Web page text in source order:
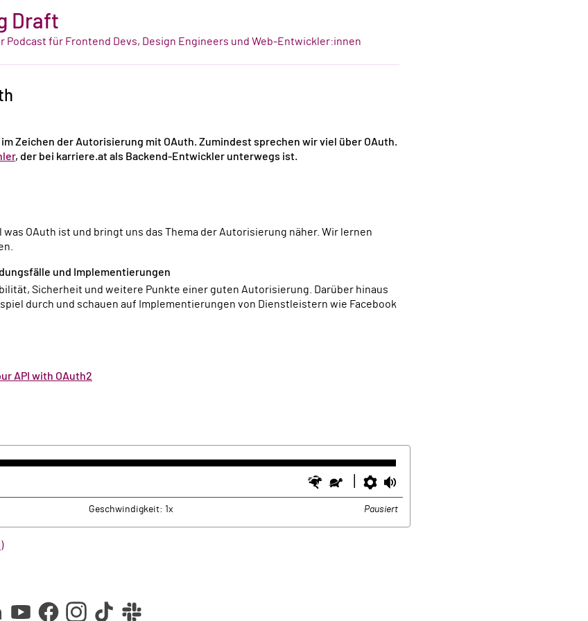
Draft
Podcast für Frontend Devs, Design Engineers und Web-Entwickler:innen
im Zeichen der Autorisierung mit OAuth. Zumindest sprechen wir viel über OAuth.
, der bei karriere.at als Backend-Entwickler unterwegs ist.
OAuth ist und bringt uns das Thema der Autorisierung näher. Wir lernen
und Implementierungen
durch und schauen auf Implementierungen von Dienstleistern wie Facebook
API with OAuth2
Schneller
LangsamerEinstellungen
Geschwindigkeit: 1x Pausiert